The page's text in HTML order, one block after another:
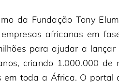
da Fundação Tony
africanas em
para ajudar a
criando 1.000.000 de
em toda a África. O